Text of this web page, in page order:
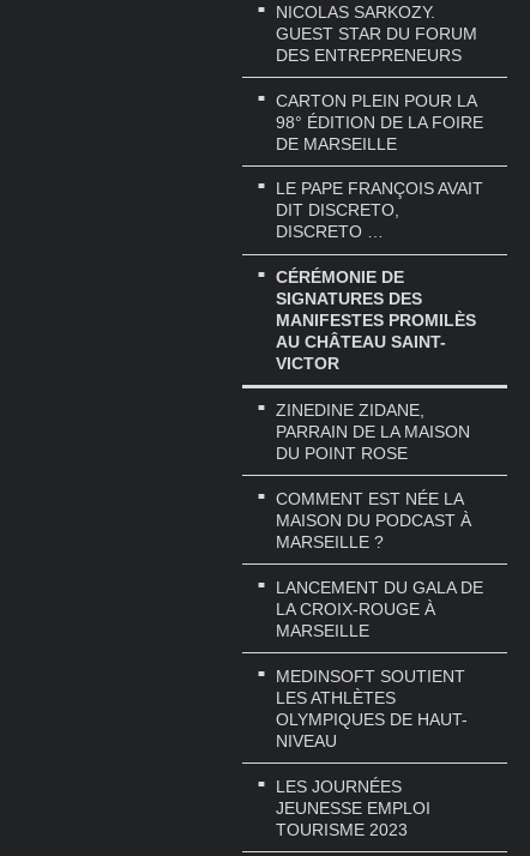
NICOLAS SARKOZY.
GUEST STAR DU FORUM
DES ENTREPRENEURS
CARTON PLEIN POUR LA
98° ÉDITION DE LA FOIRE
DE MARSEILLE
LE PAPE FRANÇOIS AVAIT
DIT DISCRETO,
DISCRETO …
CÉRÉMONIE DE
SIGNATURES DES
MANIFESTES PROMILÈS
AU CHÂTEAU SAINT-
VICTOR
ZINEDINE ZIDANE,
PARRAIN DE LA MAISON
DU POINT ROSE
COMMENT EST NÉE LA
MAISON DU PODCAST À
MARSEILLE ?
LANCEMENT DU GALA DE
LA CROIX-ROUGE À
MARSEILLE
MEDINSOFT SOUTIENT
LES ATHLÈTES
OLYMPIQUES DE HAUT-
NIVEAU
LES JOURNÉES
JEUNESSE EMPLOI
TOURISME 2023